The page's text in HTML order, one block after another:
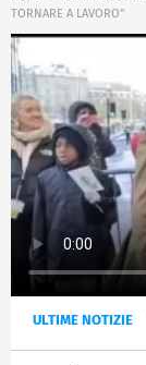
TORNARE A LAVORO"
ULTIME NOTIZIE